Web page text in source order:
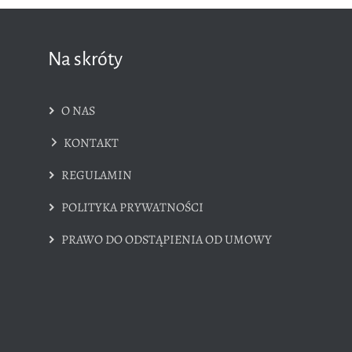
Na skróty
O NAS
KONTAKT
REGULAMIN
POLITYKA PRYWATNOŚCI
PRAWO DO ODSTĄPIENIA OD UMOWY